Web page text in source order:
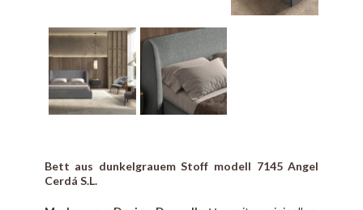
Bett aus dunkelgrauem Stoff modell 7145 Angel
Cerdá S.L.